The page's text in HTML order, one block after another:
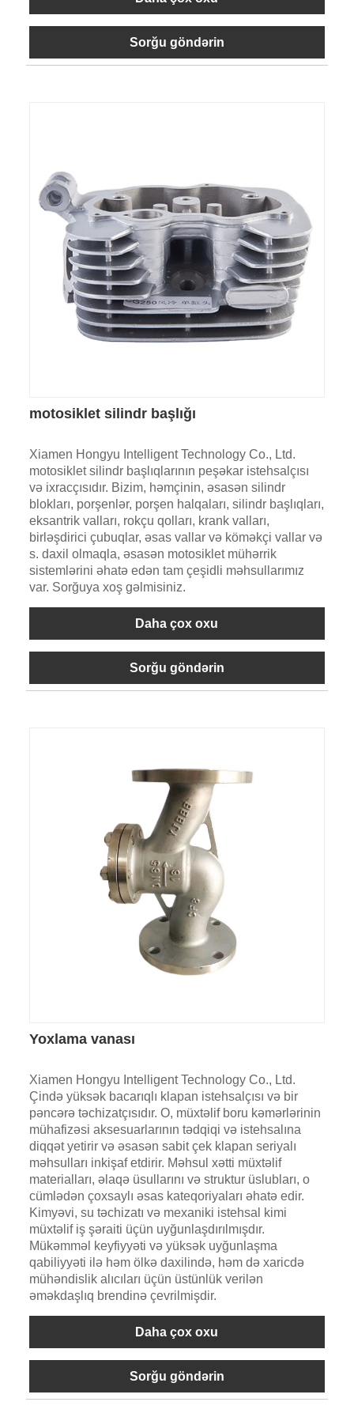
Sorğu göndərin
motosiklet silindr başlığı
Xiamen Hongyu Intelligent Technology Co., Ltd.
motosiklet silindr başlıqlarının peşəkar istehsalçısı
və ixracçısıdır. Bizim, həmçinin, əsasən silindr
blokları, porşenlər, porşen halqaları, silindr başlıqları,
eksantrik valları, rokçu qolları, krank valları,
birləşdirici çubuqlar, əsas vallar və köməkçi vallar və
s. daxil olmaqla, əsasən motosiklet mühərrik
sistemlərini əhatə edən tam çeşidli məhsullarımız
var. Sorğuya xoş gəlmisiniz.
Daha çox oxu
Sorğu göndərin
Yoxlama vanası
Xiamen Hongyu Intelligent Technology Co., Ltd.
Çində yüksək bacarıqlı klapan istehsalçısı və bir
pəncərə təchizatçısıdır. O, müxtəlif boru kəmərlərinin
mühafizəsi aksesuarlarının tədqiqi və istehsalına
diqqət yetirir və əsasən sabit çek klapan seriyalı
məhsulları inkişaf etdirir. Məhsul xətti müxtəlif
materialları, əlaqə üsullarını və struktur üslubları, o
cümlədən çoxsaylı əsas kateqoriyaları əhatə edir.
Kimyəvi, su təchizatı və mexaniki istehsal kimi
müxtəlif iş şəraiti üçün uyğunlaşdırılmışdır.
Mükəmməl keyfiyyəti və yüksək uyğunlaşma
qabiliyyəti ilə həm ölkə daxilində, həm də xaricdə
mühəndislik alıcıları üçün üstünlük verilən
əməkdaşlıq brendinə çevrilmişdir.
Daha çox oxu
Sorğu göndərin